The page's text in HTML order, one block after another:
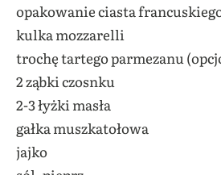
opakowanie ciasta
kulka mozzarelli
trochę tartego parmezanu
2 ząbki czosnku
2-3 łyżki masła
gałka muszkatołowa
jajko